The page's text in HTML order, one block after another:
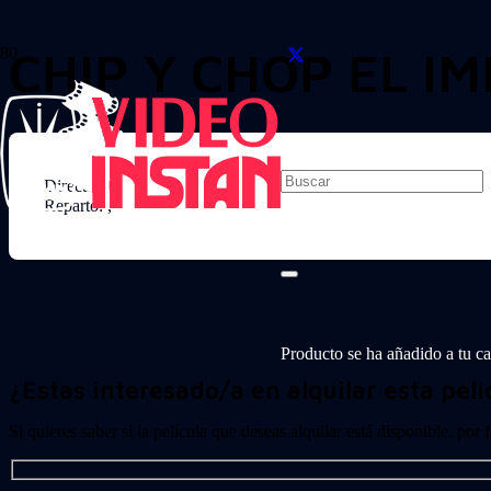
Producto se ha añadido a tu
CHIP Y CHOP EL
Director:
Reparto: ,
¿Estas interesado/a en alquilar esta
Si quieres saber si la película que deseas alquilar está disponible,